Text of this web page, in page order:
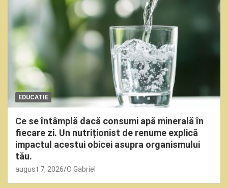
EDUCATIE
Ce se întâmplă dacă consumi apă minerală în
fiecare zi. Un nutriționist de renume explică
impactul acestui obicei asupra organismului
tău.
august 7, 2026 O Gabriel